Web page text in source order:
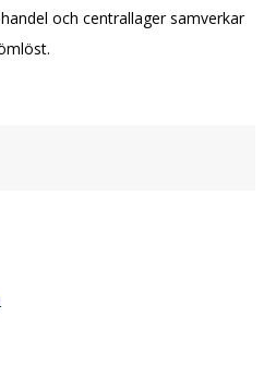
och centrallager samverkar